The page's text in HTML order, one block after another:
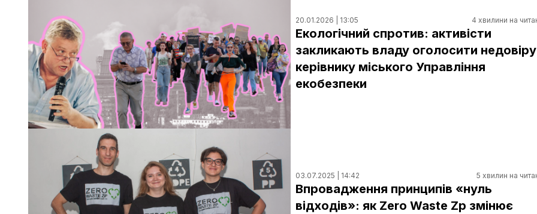
20.01.2026 | 13:05 4 хвилини на
Екологічний спротив: активісти
закликають владу оголосити недовіру
керівнику міського Управління
екобезпеки
03.07.2025 | 14:42 5 хвилин на
Впровадження принципів «нуль
відходів»: як Zero Waste Zp змінює